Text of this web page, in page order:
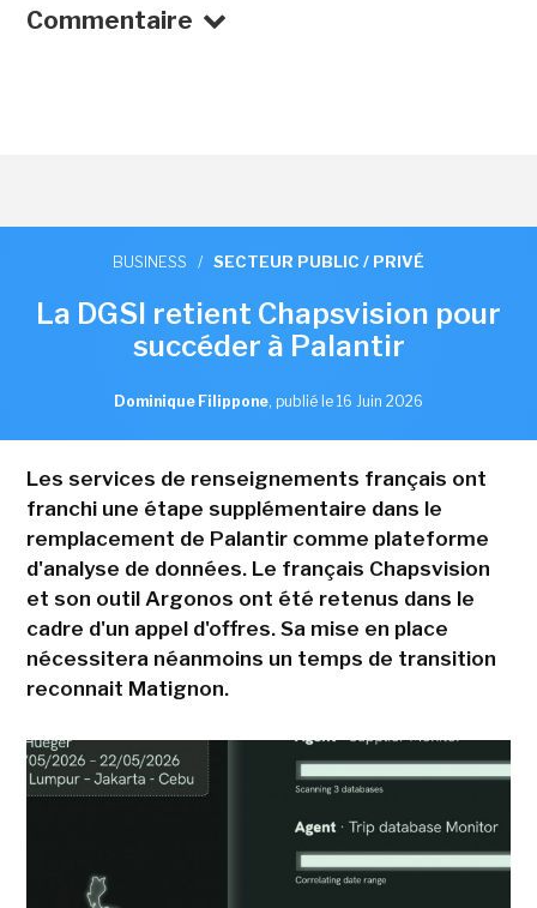
Commentaire
BUSINESS / SECTEUR PUBLIC / PRIVÉ
La DGSI retient Chapsvision pour
succéder à Palantir
Dominique Filippone, publié le 16 Juin 2026
Les services de renseignements français ont
franchi une étape supplémentaire dans le
remplacement de Palantir comme plateforme
d'analyse de données. Le français Chapsvision
et son outil Argonos ont été retenus dans le
cadre d'un appel d'offres. Sa mise en place
nécessitera néanmoins un temps de transition
reconnait Matignon.